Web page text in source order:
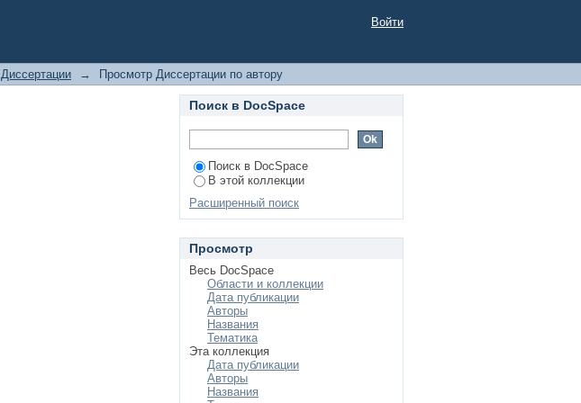
Войти
Диссертации → Просмотр Диссертации по автору
Поиск в DocSpace
Поиск в DocSpace
В этой коллекции
Расширенный поиск
Просмотр
Весь DocSpace
Области и коллекции
Дата публикации
Авторы
Названия
Тематика
Эта коллекция
Дата публикации
Авторы
Названия